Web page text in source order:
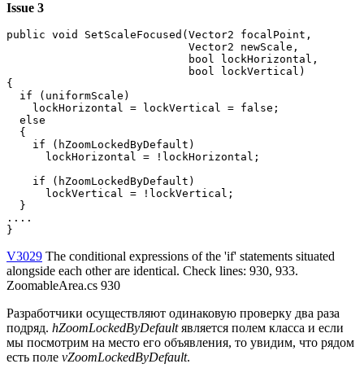
Issue 3
public void SetScaleFocused(Vector2 focalPoint,
                            Vector2 newScale,
                            bool lockHorizontal,
                            bool lockVertical)
{
  if (uniformScale)
    lockHorizontal = lockVertical = false;
  else
  {
    if (hZoomLockedByDefault)
      lockHorizontal = !lockHorizontal;
    if (hZoomLockedByDefault)
      lockVertical = !lockVertical;
  }
....
}
V3029 The conditional expressions of the 'if' statements situated
alongside each other are identical. Check lines: 930, 933.
ZoomableArea.cs 930
Разработчики осуществляют одинаковую проверку два раза
подряд. hZoomLockedByDefaultявляется полем класса и если
мы посмотрим на место его объявления, то увидим, что рядом
есть поле vZoomLockedByDefault.